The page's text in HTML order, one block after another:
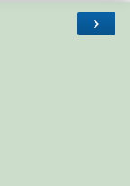
›